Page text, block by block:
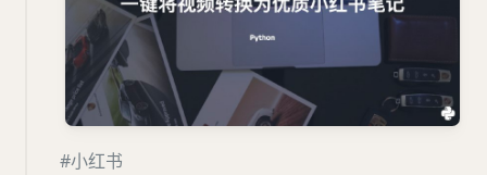
#小红书